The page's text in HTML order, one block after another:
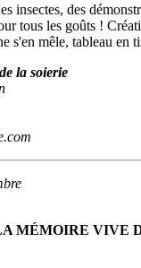
insectes, des
tous les goûts !
s'en mêle, tableau en
la soierie
MÉMOIRE VIVE